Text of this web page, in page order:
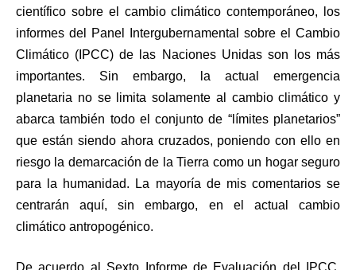
científico sobre el cambio climático contemporáneo, los
informes del Panel Intergubernamental sobre el Cambio
Climático (IPCC) de las Naciones Unidas son los más
importantes. Sin embargo, la actual emergencia
planetaria no se limita solamente al cambio climático y
abarca también todo el conjunto de “límites planetarios”
que están siendo ahora cruzados, poniendo con ello en
riesgo la demarcación de la Tierra como un hogar seguro
para la humanidad. La mayoría de mis comentarios se
centrarán aquí, sin embargo, en el actual cambio
climático antropogénico.
De acuerdo al Sexto Informe de Evaluación del IPCC,